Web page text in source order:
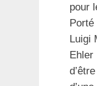
pour
Luigi
Ehler